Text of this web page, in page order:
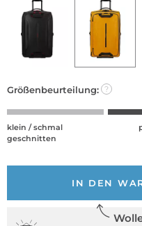
Größenbeurteilung: ?
klein / schmal
geschnitten
IN DEN